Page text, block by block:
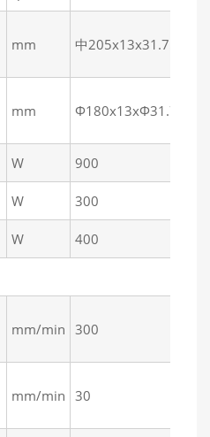
mm 中205x13x31.75
mm Ф180x13xФ31.76
W 900
W 300
W 400
mm/min 300
mm/min 30